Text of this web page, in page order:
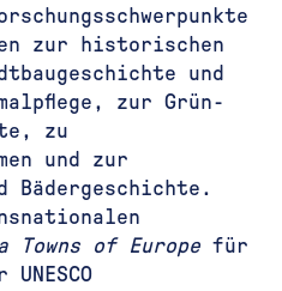
zur historischen
und
zur Grün-
zu
und zur
Bädergeschichte.
Towns of Europe für